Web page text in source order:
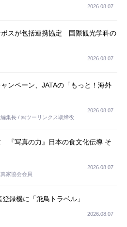
2026.08.07
スが包括連携協定 国際観光学科の
2026.08.07
ンペーン、JATAの「もっと！海外
集長 / ㈱ツーリンクス取締役
2026.08.07
写真の力』日本の食文化伝導 そ
家協会会員
2026.08.07
録機に「飛鳥トラベル」
2026.08.07